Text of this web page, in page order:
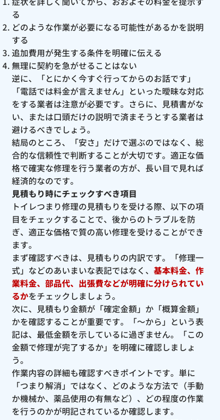
る
どのような作業が必要になる可能性があるかを説明
する
追加費用が発生する条件を明確に伝える
無理に契約を急がせることはない
逆に、「とにかく今すぐ行ってからのお話です」
「電話では料金が言えません」といった曖昧な対応
をする業者は注意が必要です。さらに、見積書がな
い、または口頭だけの説明で済まそうとする業者は
避けるべきでしょう。
結局のところ、「安さ」だけで選ぶのではなく、総
合的な信頼性で判断することが大切です。適正な価
格で確実な修理を行う業者の方が、長い目で見れば
経済的なのです。
見積もり時にチェックすべき項目
トイレつまり修理の見積もりを受ける際、以下の項
目をチェックすることで、後からのトラブルを防
ぎ、適正な価格で質の高い修理を受けることができ
ます。
まず確認すべきは、見積もりの内訳です。「修理一
式」などのあいまいな表記ではなく、 基本料金、作
業料金、部品代、出張費などが明確に分けられてい
るかをチェックしましょう。
次に、見積もり金額が「確定金額」か「概算金額」
かを確認することが重要です。「〜から」という表
記は、最低金額を示しているに過ぎません。「この
金額で修理が完了するか」を明確に確認しましょ
う。
作業内容の詳細も確認すべきポイントです。単に
「つまり解消」ではなく、どのような方法で（手動
か機械か、薬品使用の有無など）、どの程度の作業
を行うのかが明記されているか確認します。